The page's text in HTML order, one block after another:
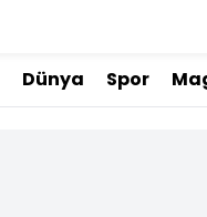
Dünya Spor